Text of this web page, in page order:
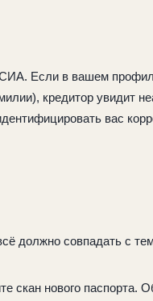
Если в вашем
кредитор увидит
вас
должно совпадать с
скан нового паспорта.